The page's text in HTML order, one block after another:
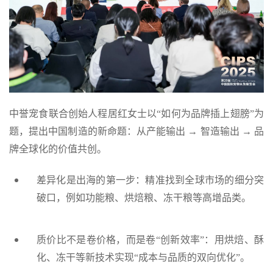
中誉宠食联合创始人程居红女士以“如何为品牌插上翅膀”为
题，提出中国制造的新命题：从产能输出 → 智造输出 → 品
牌全球化的价值共创。
差异化是出海的第一步：精准找到全球市场的细分突
破口，例如功能粮、烘焙粮、冻干粮等高增品类。
质价比不是卷价格，而是卷“创新效率”：用烘焙、酥
化、冻干等新技术实现“成本与品质的双向优化”。